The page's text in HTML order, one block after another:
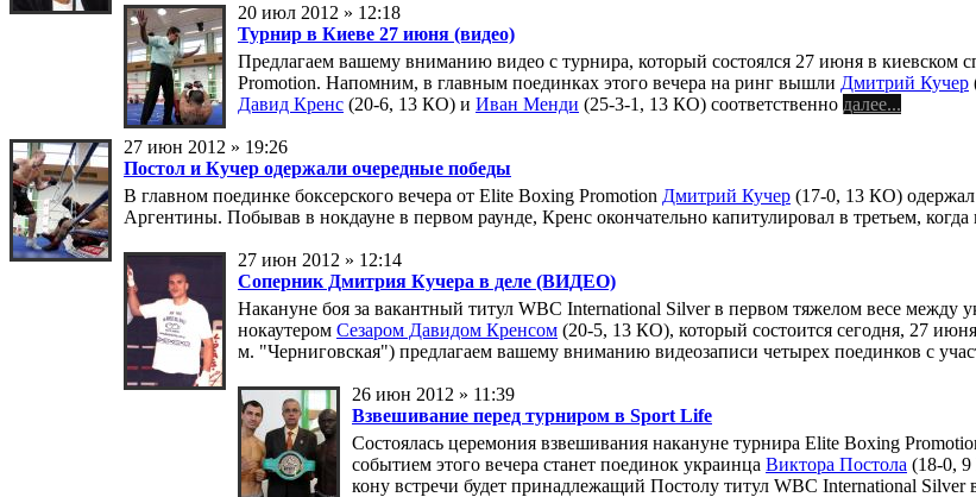
20 июл 2012 » 12:18
Турнир в Киеве 27 июня (видео)
Предлагаем вашему вниманию видео с турнира, который состоялся 27 июня в киевском
Promotion. Напомним, в главным поединках этого вечера на ринг вышли Дмитрий Кучер
Давид Кренс (20-6, 13 КО) и Иван Менди (25-3-1, 13 КО) соответственно далее...
27 июн 2012 » 19:26
Постол и Кучер одержали очередные победы
В главном поединке боксерского вечера от Elite Boxing Promotion Дмитрий Кучер (17-0, 13 КО)
Аргентины. Побывав в нокдауне в первом раунде, Кренс окончательно капитулировал в третьем,
27 июн 2012 » 12:14
Соперник Дмитрия Кучера в деле (ВИДЕО)
Накануне боя за вакантный титул WBC International Silver в первом тяжелом весе между
нокаутером Сезаром Давидом Кренсом (20-5, 13 КО), который состоится сегодня, 27
м. "Черниговская") предлагаем вашему вниманию видеозаписи четырех поединков с
26 июн 2012 » 11:39
Взвешивание перед турниром в Sport Life
Состоялась церемония взвешивания накануне турнира Elite Boxing
событием этого вечера станет поединок украинца Виктора Постола (18-0,
кону встречи будет принадлежащий Постолу титул WBC International Silver